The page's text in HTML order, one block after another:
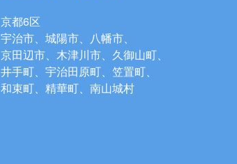
京都6区
宇治市、城陽市、八幡市、
京田辺市、木津川市、久御山町、
井手町、宇治田原町、笠置町、
和束町、精華町、南山城村